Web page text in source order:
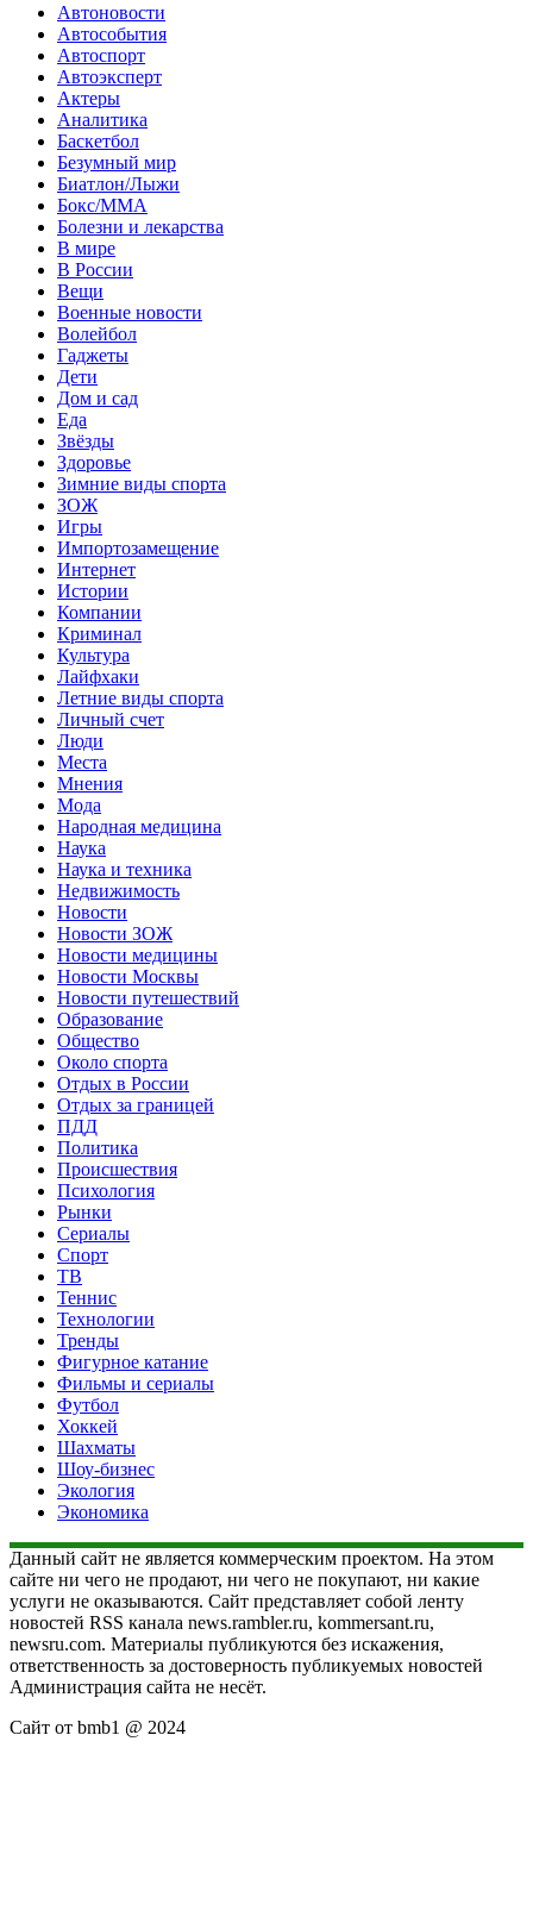
Автоновости
Автособытия
Автоспорт
Автоэксперт
Актеры
Аналитика
Баскетбол
Безумный мир
Биатлон/Лыжи
Бокс/MMA
Болезни и лекарства
В мире
В России
Вещи
Военные новости
Волейбол
Гаджеты
Дети
Дом и сад
Еда
Звёзды
Здоровье
Зимние виды спорта
ЗОЖ
Игры
Импортозамещение
Интернет
Истории
Компании
Криминал
Культура
Лайфхаки
Летние виды спорта
Личный счет
Люди
Места
Мнения
Мода
Народная медицина
Наука
Наука и техника
Недвижимость
Новости
Новости ЗОЖ
Новости медицины
Новости Москвы
Новости путешествий
Образование
Общество
Около спорта
Отдых в России
Отдых за границей
ПДД
Политика
Происшествия
Психология
Рынки
Сериалы
Спорт
ТВ
Теннис
Технологии
Тренды
Фигурное катание
Фильмы и сериалы
Футбол
Хоккей
Шахматы
Шоу-бизнес
Экология
Экономика
Данный сайт не является коммерческим проектом. На этом
сайте ни чего не продают, ни чего не покупают, ни какие
услуги не оказываются. Сайт представляет собой ленту
новостей RSS канала news.rambler.ru, kommersant.ru,
newsru.com. Материалы публикуются без искажения,
ответственность за достоверность публикуемых новостей
Администрация сайта не несёт.
Сайт от bmb1 @ 2024